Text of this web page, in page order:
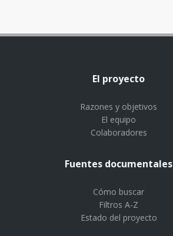
El proyecto
Razones y objetivos
El equipo
Colaboradores
Fuentes documentales
Cómo buscar
Filtros A-Z
Estado del proyecto